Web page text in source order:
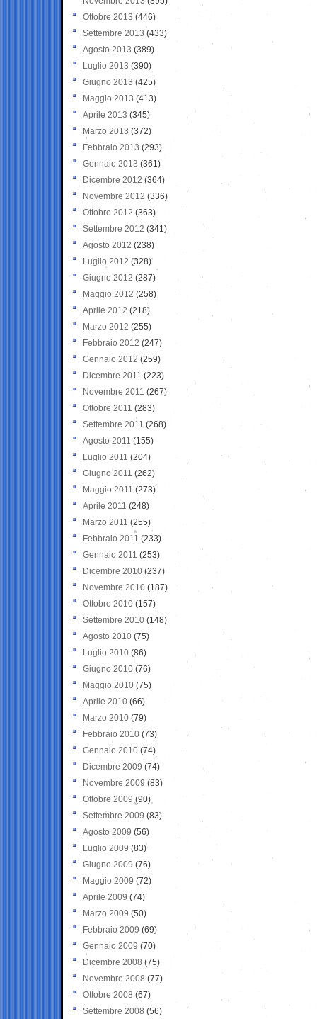
Ottobre 2013 (446)
Settembre 2013 (433)
Agosto 2013 (389)
Luglio 2013 (390)
Giugno 2013 (425)
Maggio 2013 (413)
Aprile 2013 (345)
Marzo 2013 (372)
Febbraio 2013 (293)
Gennaio 2013 (361)
Dicembre 2012 (364)
Novembre 2012 (336)
Ottobre 2012 (363)
Settembre 2012 (341)
Agosto 2012 (238)
Luglio 2012 (328)
Giugno 2012 (287)
Maggio 2012 (258)
Aprile 2012 (218)
Marzo 2012 (255)
Febbraio 2012 (247)
Gennaio 2012 (259)
Dicembre 2011 (223)
Novembre 2011 (267)
Ottobre 2011 (283)
Settembre 2011 (268)
Agosto 2011 (155)
Luglio 2011 (204)
Giugno 2011 (262)
Maggio 2011 (273)
Aprile 2011 (248)
Marzo 2011 (255)
Febbraio 2011 (233)
Gennaio 2011 (253)
Dicembre 2010 (237)
Novembre 2010 (187)
Ottobre 2010 (157)
Settembre 2010 (148)
Agosto 2010 (75)
Luglio 2010 (86)
Giugno 2010 (76)
Maggio 2010 (75)
Aprile 2010 (66)
Marzo 2010 (79)
Febbraio 2010 (73)
Gennaio 2010 (74)
Dicembre 2009 (74)
Novembre 2009 (83)
Ottobre 2009 (90)
Settembre 2009 (83)
Agosto 2009 (56)
Luglio 2009 (83)
Giugno 2009 (76)
Maggio 2009 (72)
Aprile 2009 (74)
Marzo 2009 (50)
Febbraio 2009 (69)
Gennaio 2009 (70)
Dicembre 2008 (75)
Novembre 2008 (77)
Ottobre 2008 (67)
Settembre 2008 (56)